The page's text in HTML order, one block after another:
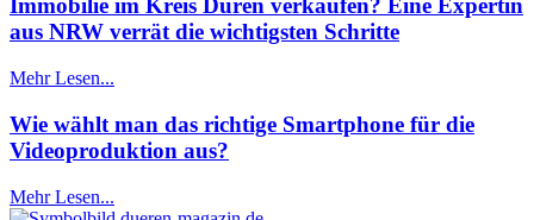
Immobilie im Kreis Düren verkaufen? Eine Expertin
aus NRW verrät die wichtigsten Schritte
Mehr Lesen...
Wie wählt man das richtige Smartphone für die
Videoproduktion aus?
Mehr Lesen...